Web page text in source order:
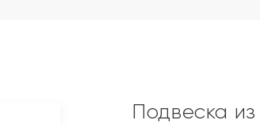
Подвеска